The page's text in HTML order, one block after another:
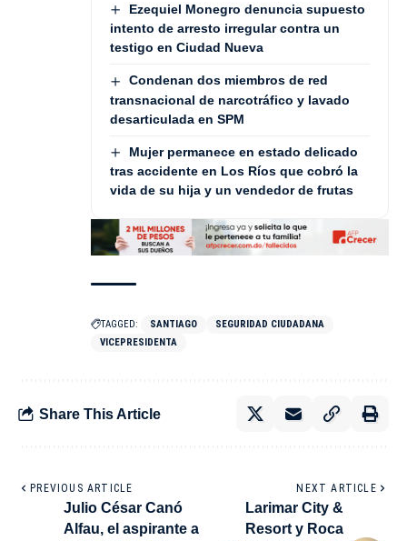
Ezequiel Monegro denuncia supuesto
intento de arresto irregular contra un
testigo en Ciudad Nueva
Condenan dos miembros de red
transnacional de narcotráfico y lavado
desarticulada en SPM
Mujer permanece en estado delicado
tras accidente en Los Ríos que cobró la
vida de su hija y un vendedor de frutas
TAGGED: SANTIAGO
SEGURIDAD CIUDADANA
VICEPRESIDENTA
Share This Article
PREVIOUS ARTICLE
Julio César Canó
Alfau, el aspirante a
NEXT ARTICLE
Larimar City &
Resort y Roca